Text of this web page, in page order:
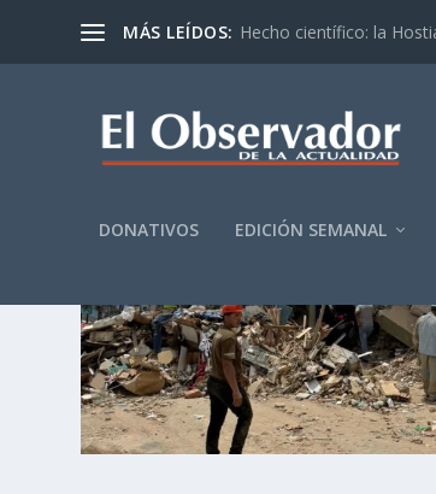
MÁS LEÍDOS: Hecho científico: la
DONATIVOS EDICIÓN SEMANAL